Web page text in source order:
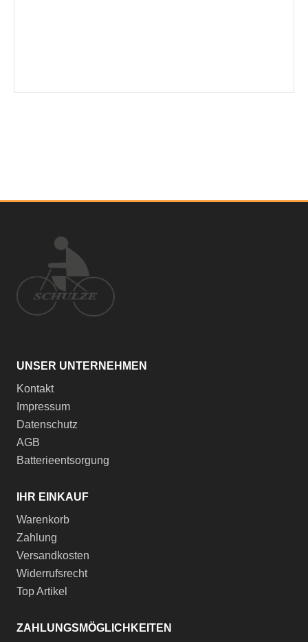
UNSER UNTERNEHMEN
Kontakt
Impressum
Datenschutz
AGB
Batterieentsorgung
IHR EINKAUF
Warenkorb
Zahlung
Versandkosten
Widerrufsrecht
Top Artikel
ZAHLUNGSMÖGLICHKEITEN